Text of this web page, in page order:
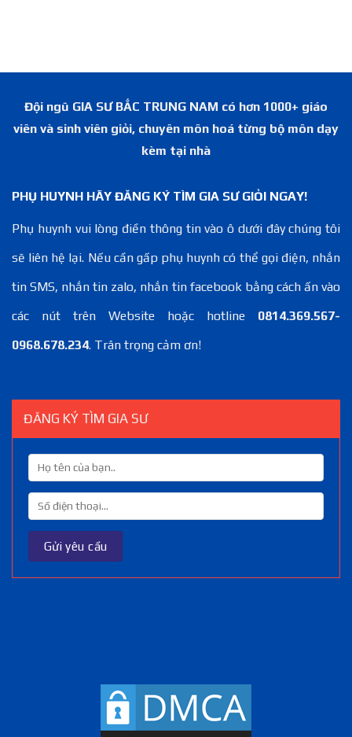
Đội ngũ GIA SƯ BẮC TRUNG NAM có hơn 1000+ giáo
viên và sinh viên giỏi, chuyên môn hoá từng bộ môn dạy
kèm tại nhà
PHỤ HUYNH HÃY ĐĂNG KÝ TÌM GIA SƯ GIỎI NGAY!
Phụ huynh vui lòng điền thông tin vào ô dưới đây chúng tôi
sẽ liên hệ lại. Nếu cần gấp phụ huynh có thể gọi điện, nhắn
tin SMS, nhắn tin zalo, nhắn tin facebook bằng cách ấn vào
các nút trên Website hoặc hotline 0814.369.567-
0968.678.234. Trân trọng cảm ơn!
ĐĂNG KÝ TÌM GIA SƯ